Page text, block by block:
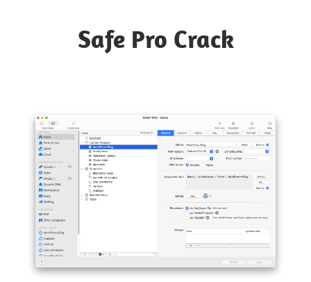
Safe Pro Crack